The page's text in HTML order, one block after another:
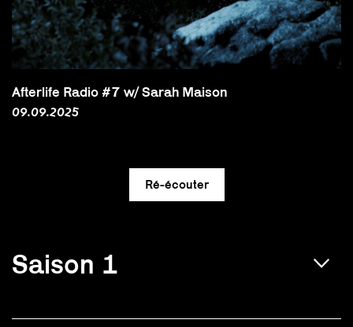
Afterlife Radio #7 w/ Sarah Maison
09.09.2025
Saison 1